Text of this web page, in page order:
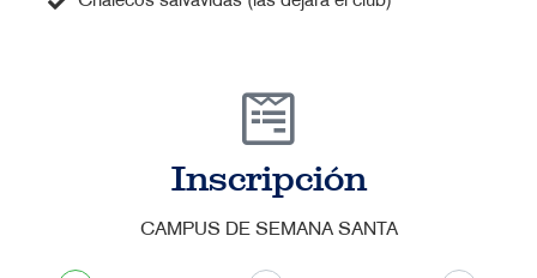
Inscripción
CAMPUS DE SEMANA SANTA